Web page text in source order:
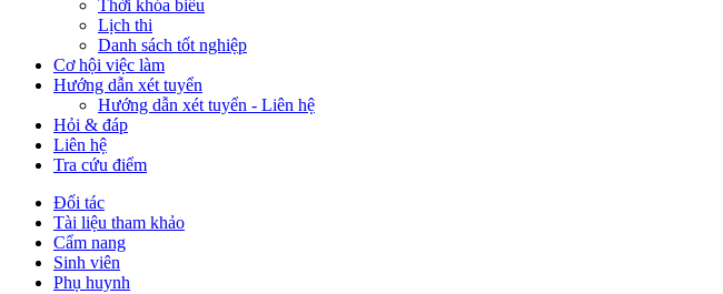
Thời khóa biểu
Lịch thi
Danh sách tốt nghiệp
Cơ hội việc làm
Hướng dẫn xét tuyển
Hướng dẫn xét tuyển - Liên hệ
Hỏi & đáp
Liên hệ
Tra cứu điểm
Đối tác
Tài liệu tham khảo
Cẩm nang
Sinh viên
Phụ huynh